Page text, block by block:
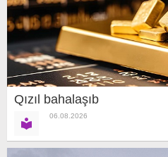
Qızıl bahalaşıb
06.08.2026